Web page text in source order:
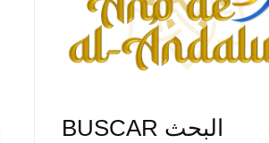
BUSCAR البحث